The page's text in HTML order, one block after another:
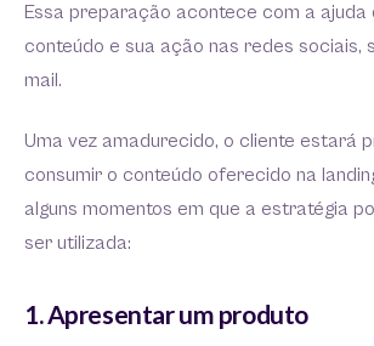
Essa preparação acontece com a ajuda
conteúdo e sua ação nas redes sociais,
mail.
Uma vez amadurecido, o cliente estará
consumir o conteúdo oferecido na
alguns momentos em que a estratégia
ser utilizada:
1. Apresentar um produto